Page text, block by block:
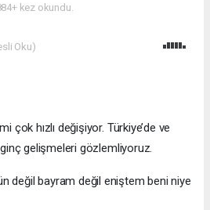
kez okundu.
Oku)
çok hızlı değişiyor. Türkiye’de ve
gelişmeleri gözlemliyoruz.
değil bayram değil eniştem beni niye